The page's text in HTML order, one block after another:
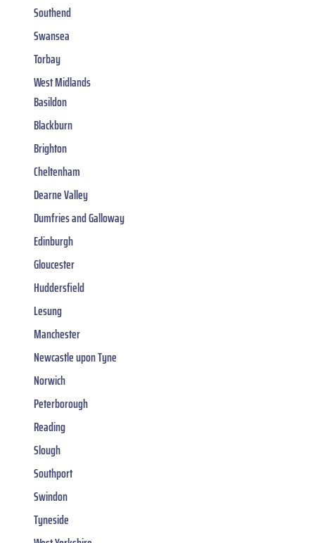
Southend
Swansea
Torbay
West Midlands
Basildon
Blackburn
Brighton
Cheltenham
Dearne Valley
Dumfries and Galloway
Edinburgh
Gloucester
Huddersfield
Lesung
Manchester
Newcastle upon Tyne
Norwich
Peterborough
Reading
Slough
Southport
Swindon
Tyneside